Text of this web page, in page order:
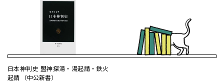
日本神判史 盟神探湯・湯起請・鉄火
起請 （中公新書）